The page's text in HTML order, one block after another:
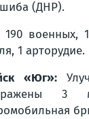
(ДНР).
военных,
1 арторудие.
«Юг»:
3